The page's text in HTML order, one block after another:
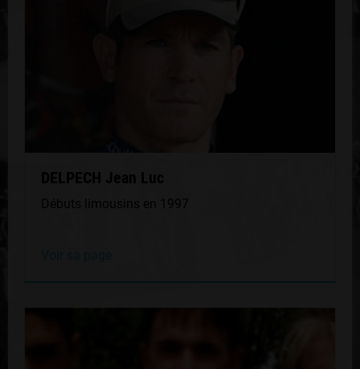
DELPECH Jean Luc
Débuts limousins en 1997